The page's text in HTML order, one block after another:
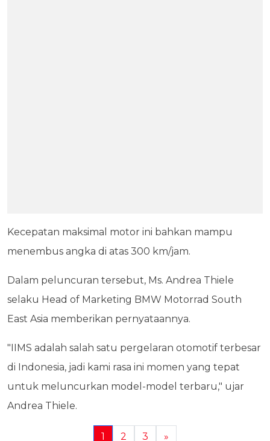
Kecepatan maksimal motor ini bahkan mampu
menembus angka di atas 300 km/jam.
Dalam peluncuran tersebut, Ms. Andrea Thiele
selaku Head of Marketing BMW Motorrad South
East Asia memberikan pernyataannya.
"IIMS adalah salah satu pergelaran otomotif terbesar
di Indonesia, jadi kami rasa ini momen yang tepat
untuk meluncurkan model-model terbaru," ujar
Andrea Thiele.
1 2 3 »